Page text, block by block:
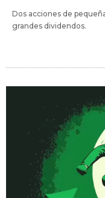
Dos acciones de
grandes dividendos.